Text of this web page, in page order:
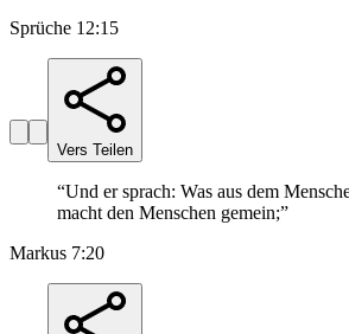
Sprüche 12:15
Vers Teilen
“Und er sprach: Was aus dem
macht den Menschen gemein;”
Markus 7:20